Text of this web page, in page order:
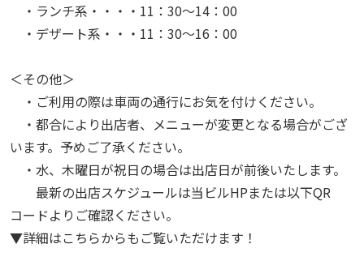
・ランチ系・・・・11：30～14：00
・デザート系・・・11：30～16：00
＜その他＞
・ご利用の際は車両の通行にお気を付けください。
・都合により出店者、メニューが変更となる場合がござ
います。予めご了承ください。
・水、木曜日が祝日の場合は出店日が前後いたします。
最新の出店スケジュールは当ビルHPまたは以下QR
コードよりご確認ください。
▼詳細はこちらからもご覧いただけます！